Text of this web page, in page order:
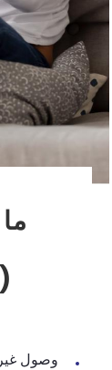
(Teleconsultation)؟
وصول